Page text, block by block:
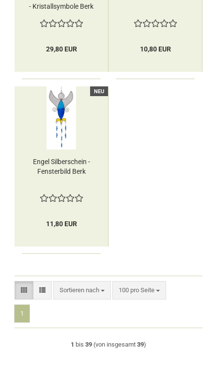
- Kristallsymbole Berk
29,80 EUR 10,80 EUR
NEU
Engel Silberschein -
Fensterbild Berk
11,80 EUR
Sortieren nach
Sortieren nach 100 pro Seite
pro Seite
1
1 bis 39 (von insgesamt 39)